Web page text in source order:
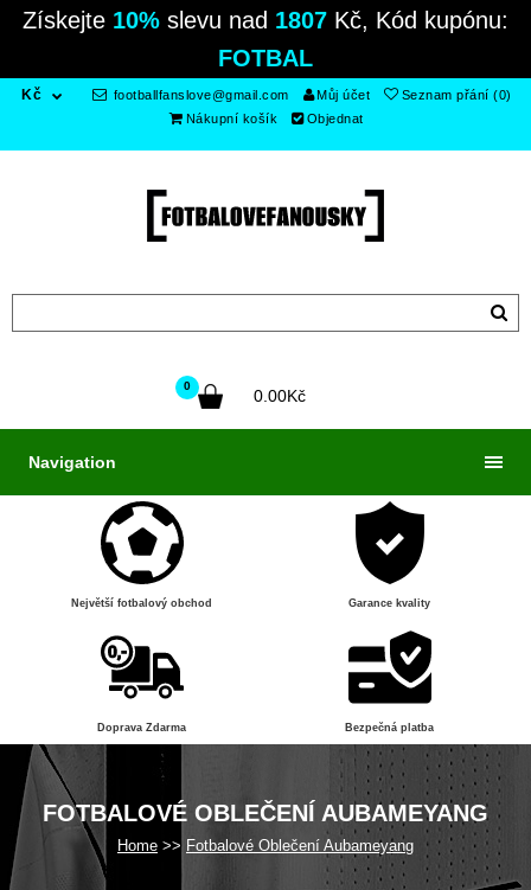
Získejte 10% slevu nad 1807 Kč, Kód kupónu:
FOTBAL
Kč footballfanslove@gmail.com Můj účet
Seznam přání (0)
Nákupní košík
Objednat
0
0.00Kč
Navigation
Největší fotbalový obchod Garance kvality
Doprava Zdarma Bezpečná platba
FOTBALOVÉ OBLEČENÍ AUBAMEYANG
Home Fotbalové Oblečení Aubameyang